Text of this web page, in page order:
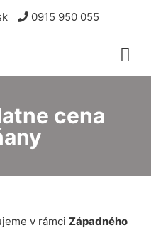
0915 950 055
cena
v rámci Západného